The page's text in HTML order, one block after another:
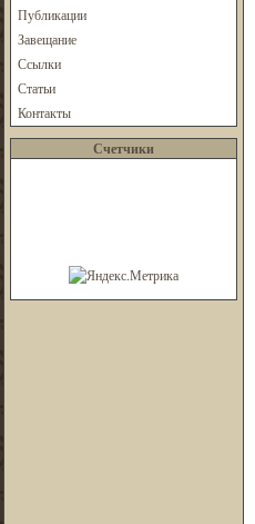
Публикации
Завещание
Ссылки
Статьи
Контакты
Счетчики